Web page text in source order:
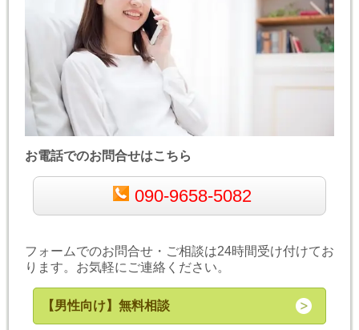
お電話でのお問合せはこちら
090-9658-5082
フォームでのお問合せ・ご相談は24時間受け付けてお
ります。お気軽にご連絡ください。
【男性向け】無料相談